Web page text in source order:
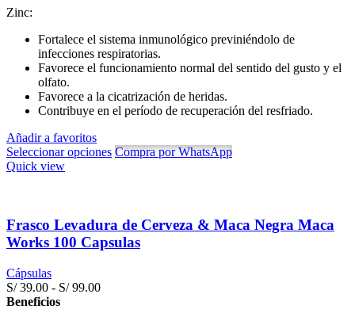
Zinc:
Fortalece el sistema inmunológico previniéndolo de
infecciones respiratorias.
Favorece el funcionamiento normal del sentido del gusto y el
olfato.
Favorece a la cicatrización de heridas.
Contribuye en el período de recuperación del resfriado.
Añadir a favoritos
Seleccionar opciones Compra por WhatsApp
Quick view
Frasco Levadura de Cerveza & Maca Negra Maca
Works 100 Capsulas
Cápsulas
S/39.00 - S/99.00Rango
Beneficios